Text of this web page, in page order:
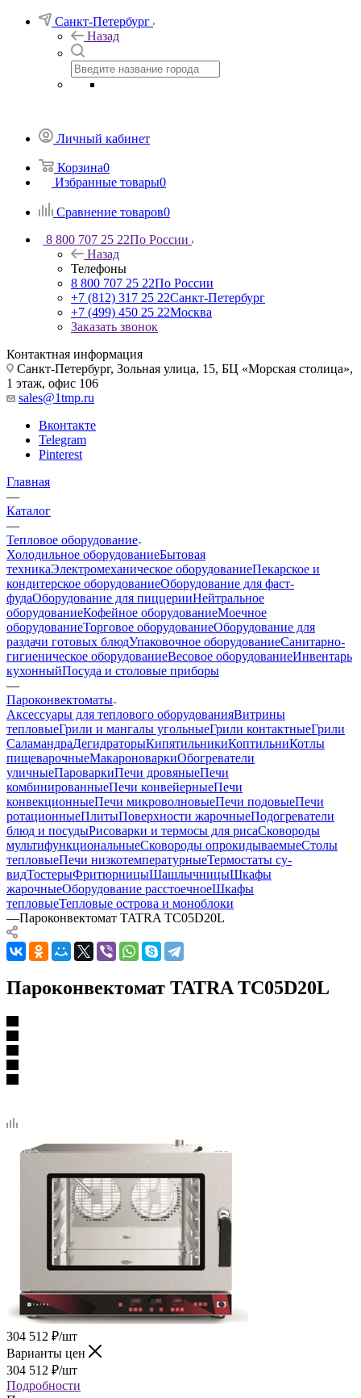
Санкт-Петербург
Назад
Личный кабинет
Корзина0
Избранные товары0
Сравнение товаров0
8 800 707 25 22По России
Назад
Телефоны
8 800 707 25 22По России
+7 (812) 317 25 22Санкт-Петербург
+7 (499) 450 25 22Москва
Заказать звонок
Контактная информация
Санкт-Петербург, Зольная улица, 15, БЦ «Морская столица»,
1 этаж, офис 106
sales@1tmp.ru
Вконтакте
Telegram
Pinterest
Главная
—
Каталог
—
Тепловое оборудование
Холодильное оборудованиеБытовая
техникаЭлектромеханическое оборудованиеПекарское и
кондитерское оборудованиеОборудование для фаст-
фудаОборудование для пиццерииНейтральное
оборудованиеКофейное оборудованиеМоечное
оборудованиеТорговое оборудованиеОборудование для
раздачи готовых блюдУпаковочное оборудованиеСанитарно-
гигиеническое оборудованиеВесовое оборудованиеИнвентарь
кухонныйПосуда и столовые приборы
—
Пароконвектоматы
Аксессуары для теплового оборудованияВитрины
тепловыеГрили и мангалы угольныеГрили контактныеГрили
СаламандраДегидраторыКипятильникиКоптильниКотлы
пищеварочныеМакароноваркиОбогреватели
уличныеПароваркиПечи дровяныеПечи
комбинированныеПечи конвейерныеПечи
конвекционныеПечи микроволновыеПечи подовыеПечи
ротационныеПлитыПоверхности жарочныеПодогреватели
блюд и посудыРисоварки и термосы для рисаСковороды
мультифункциональныеСковороды опрокидываемыеСтолы
тепловыеПечи низкотемпературныеТермостаты су-
видТостерыФритюрницыШашлычницыШкафы
жарочныеОборудование расстоечноеШкафы
тепловыеТепловые острова и моноблоки
—Пароконвектомат TATRA TC05D20L
Пароконвектомат TATRA TC05D20L
304 512 ₽/шт
Варианты цен
304 512 ₽/шт
Подробности